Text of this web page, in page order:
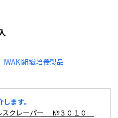
IWAKI組織培養製品
ます。
クレーパー №３０１０